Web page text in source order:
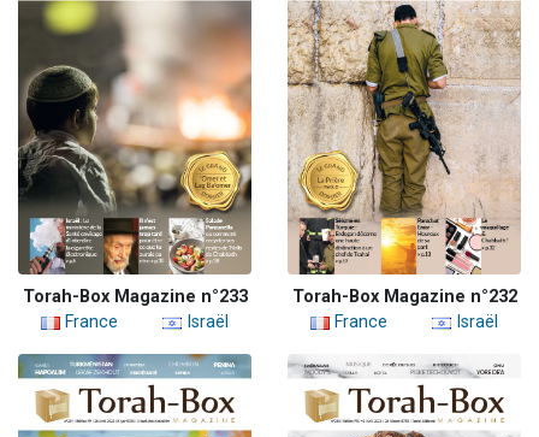
Torah-Box Magazine n°233
France
Israël
Torah-Box Magazine n°232
France
Israël